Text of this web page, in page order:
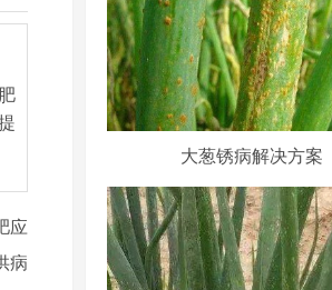
应
病
大葱锈病解决方案